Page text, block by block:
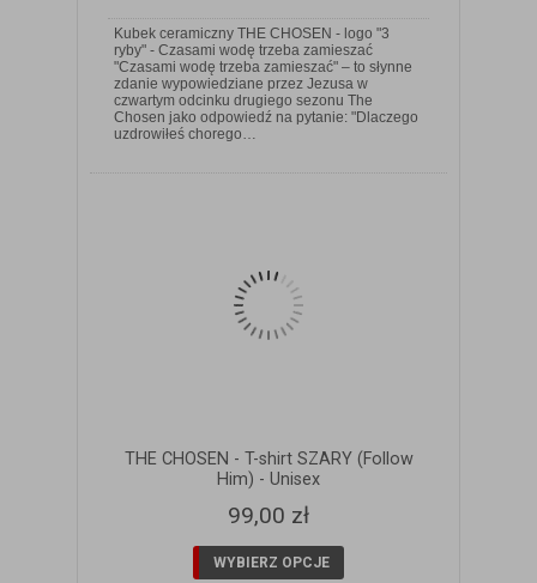
Kubek ceramiczny THE CHOSEN - logo "3
ryby" - Czasami wodę trzeba zamieszać
"Czasami wodę trzeba zamieszać" – to słynne
zdanie wypowiedziane przez Jezusa w
czwartym odcinku drugiego sezonu The
Chosen jako odpowiedź na pytanie: "Dlaczego
uzdrowiłeś chorego…
ZOBACZ SZCZEGÓŁY
THE CHOSEN - T-shirt SZARY (Follow
Him) - Unisex
99,00 zł
WYBIERZ OPCJE